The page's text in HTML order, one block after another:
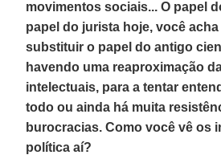
movimentos sociais... O papel
papel do jurista hoje, você
substituir o papel do antigo
havendo uma reaproximação
intelectuais, para a tentar
todo ou ainda há muita
burocracias. Como você vê os
política aí?